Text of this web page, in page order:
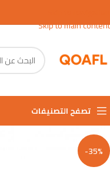
Skip to main content
تصفح التصنيفات
-35%